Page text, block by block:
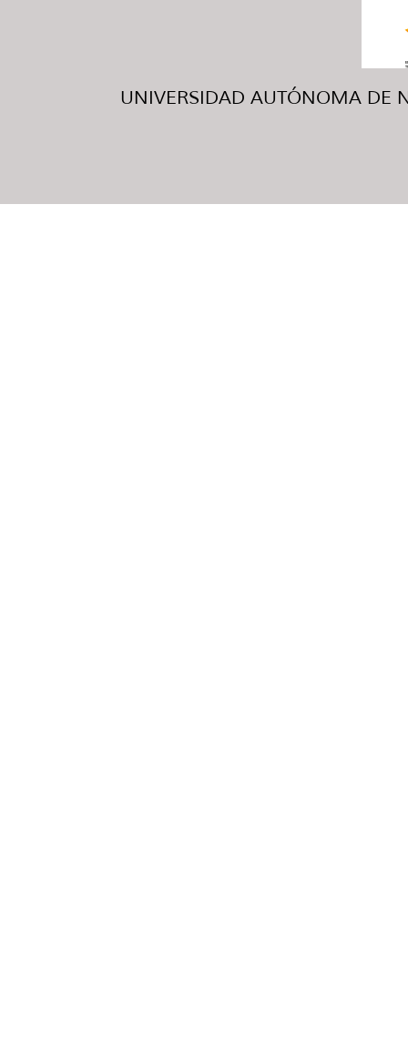
UNIVERSIDAD AUTÓNOMA DE